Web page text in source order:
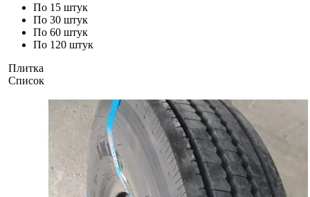
По 15 штук
По 30 штук
По 60 штук
По 120 штук
Плитка
Список